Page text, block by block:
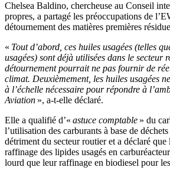
Chelsea Baldino, chercheuse au Conseil
propres, a partagé les préoccupations de
détournement des matières premières
« Tout d’abord, ces huiles usagées (telles
usagées) sont déjà utilisées dans le secteur
détournement pourrait ne pas fournir de
climat. Deuxièmement, les huiles usagées
à l’échelle nécessaire pour répondre à
Aviation », a-t-elle déclaré.
Elle a qualifié d’« astuce comptable » du
l’utilisation des carburants à base de
détriment du secteur routier et a déclaré que
raffinage des lipides usagés en
lourd que leur raffinage en biodiesel pour